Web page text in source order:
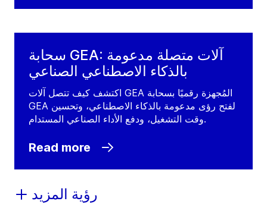
سحابة GEA: آلات متصلة مدعومة
بالذكاء الاصطناعي الصناعي
اكتشف كيف تتصل آلات GEA المُجهزة رقميًا بسحابة
GEA لفتح رؤى مدعومة بالذكاء الاصطناعي، وتحسين
وقت التشغيل، ودفع الأداء الصناعي المستدام.
Read more
رؤية المزيد